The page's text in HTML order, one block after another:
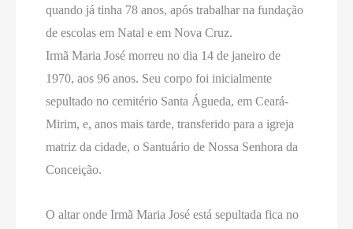
quando já tinha 78 anos, após trabalhar na fundação
de escolas em Natal e em Nova Cruz.
Irmã Maria José morreu no dia 14 de janeiro de
1970, aos 96 anos. Seu corpo foi inicialmente
sepultado no cemitério Santa Águeda, em Ceará-
Mirim, e, anos mais tarde, transferido para a igreja
matriz da cidade, o Santuário de Nossa Senhora da
Conceição.
O altar onde Irmã Maria José está sepultada fica no